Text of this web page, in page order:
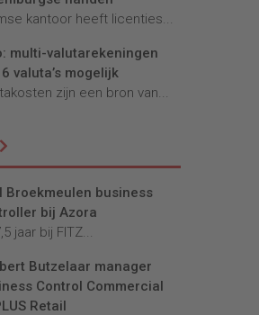
kantoor heeft licenties...
multi-valutarekeningen
valuta’s mogelijk
zijn een bron van...
Broekmeulen business
bij Azora
jaar bij FITZ...
Butzelaar manager
Control Commercial
Retail